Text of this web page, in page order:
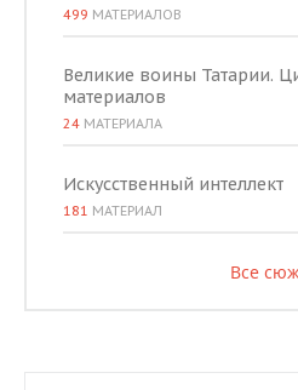
499 МАТЕРИАЛОВ
Великие воины Татарии.
материалов
24 МАТЕРИАЛА
Искусственный интеллект
181 МАТЕРИАЛ
Все